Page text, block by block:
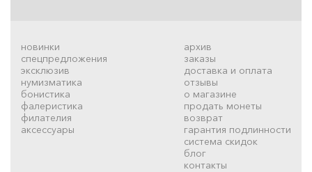
новинки
спецпредложения
эксклюзив
нумизматика
бонистика
фалеристика
филателия
аксессуары
архив
заказы
доставка и оплата
отзывы
о магазине
продать монеты
возврат
гарантия подлинности
система скидок
блог
контакты